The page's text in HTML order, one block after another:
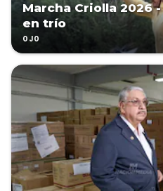
Marcha Criolla 2026
en trío
OJO